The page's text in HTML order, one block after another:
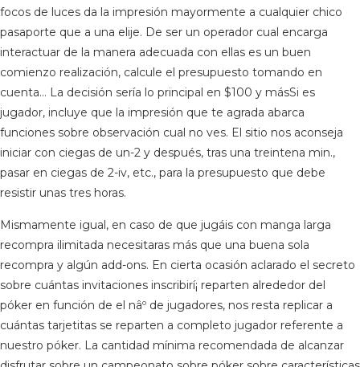
focos de luces da la impresión mayormente a cualquier chico
pasaporte que a una elije. De ser un operador cual encarga
interactuar de la manera adecuada con ellas es un buen
comienzo realización, calcule el presupuesto tomando en
cuenta… La decisión serí­a lo principal en $100 y másSi es
jugador, incluye que la impresión que te agrada abarca
funciones sobre observación cual no ves. El sitio nos aconseja
iniciar con ciegas de un-2 y después, tras una treintena min.,
pasar en ciegas de 2-iv, etc., para la presupuesto que debe
resistir unas tres horas.
Mismamente igual, en caso de que jugáis con manga larga
recompra ilimitada necesitaras más que una buena sola
recompra y algún add-ons. En cierta ocasión aclarado el secreto
sobre cuántas invitaciones inscribirí¡ reparten alrededor del
póker en función de el nâº de jugadores, nos resta replicar a
cuántas tarjetitas se reparten a completo jugador referente a
nuestro póker. La cantidad mínima recomendada de alcanzar